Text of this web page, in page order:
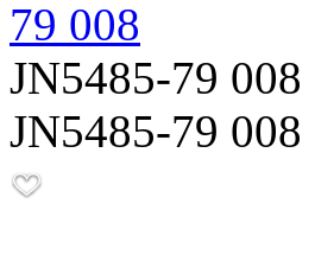
JN5485-79 008
JN5485-79 008